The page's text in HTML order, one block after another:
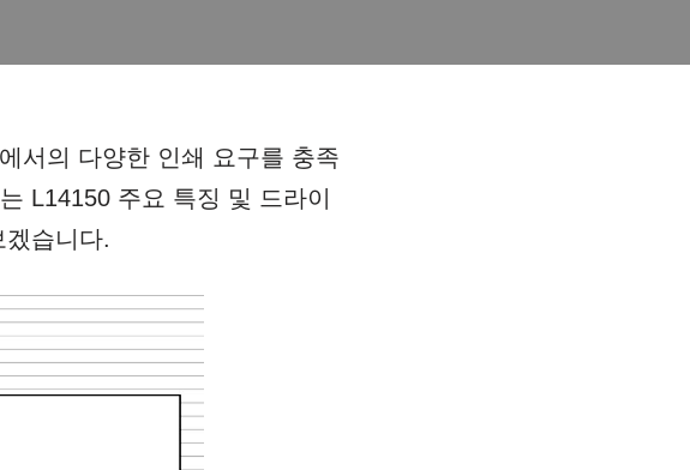
서의 다양한 인쇄 요구를 충족
L14150 주요 특징 및 드라이
습니다.